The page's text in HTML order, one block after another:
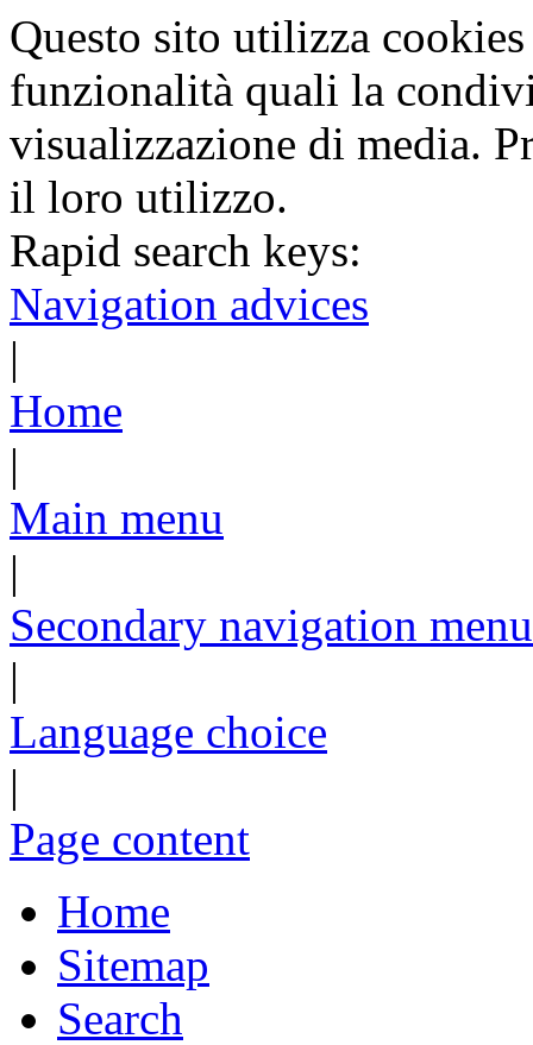
Questo sito utilizza
funzionalità quali la
visualizzazione di media.
il loro utilizzo.
Rapid search keys:
Navigation advices
|
Home
|
Main menu
|
Secondary navigation menu
|
Language choice
|
Page content
Home
Sitemap
Search